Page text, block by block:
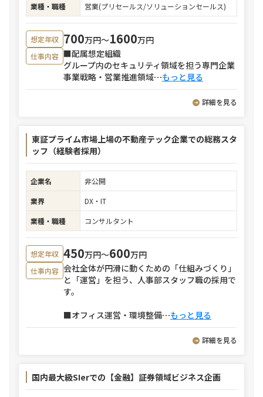
業種・職種
営業(プリセールス/ソリューションセールス)
想定年収 700万円〜1600万円
仕事内容 ■配属想定組織
グループ内のセキュリティ領域を担う専門企業
事業戦略・営業推進領域⋯もっと見る
詳細を見る
東証プライム市場上場の不動産テック企業での総務スタ
ッフ（経験者採用）
企業名
非公開
業界
DX・IT
業種・職種
コンサルタント
想定年収 450万円〜600万円
仕事内容 会社全体が円滑に動くための「仕組みづくり」
と「運営」を担う、人事部スタッフ職の採用で
す。
■オフィス運営・環境整備⋯もっと見る
詳細を見る
国内最大級SIerでの【金融】証券領域ビジネス企画